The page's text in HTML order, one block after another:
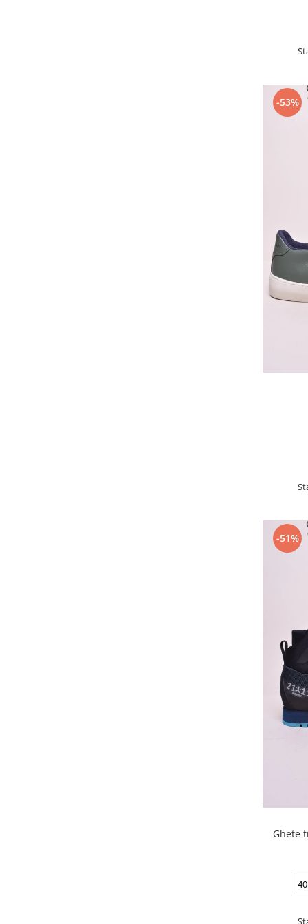
-53%
-51%
Ghete